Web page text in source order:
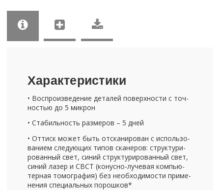
Ха­рак­те­ри­сти­ки
• Вос­про­из­ве­де­ние де­та­лей по­верх­но­сти с точ­
но­стью до 5 мик­рон
• Ста­биль­ность раз­ме­ров – 5 дней
• От­тиск может быть от­ска­ни­ро­ван с ис­поль­зо­
ва­ни­ем сле­ду­ю­щих типов ска­не­ров: струк­ту­ри­
ро­ван­ный свет, синий струк­ту­ри­ро­ван­ный свет,
синий лазер и CBCT (конусно-​лучевая ком­пью­
тер­ная то­мо­гра­фия) без необ­хо­ди­мо­сти при­ме­
не­ния спе­ци­аль­ных по­рош­ков*